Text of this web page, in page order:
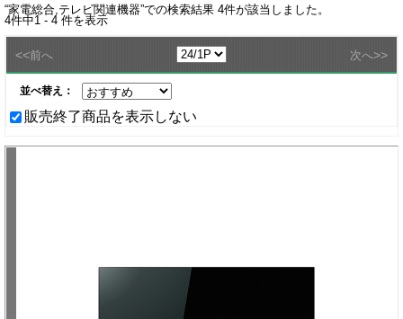
“家電総合,テレビ関連機器”での検索結果 4件が該当しました。
4件中1 - 4 件を表示
<<前へ 次へ>>
並べ替え：
販売終了商品を表示しない